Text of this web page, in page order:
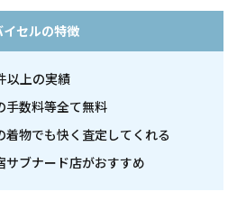
イセルの特徴
以上の実績
手数料等全て無料
着物でも快く査定してくれる
サブナード店がおすすめ